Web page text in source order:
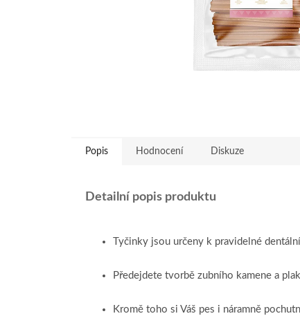
Popis Hodnocení Diskuze
Detailní popis produktu
Tyčinky jsou určeny k pravidelné
Předejdete tvorbě zubního kamene a
Kromě toho si Váš pes i náramně